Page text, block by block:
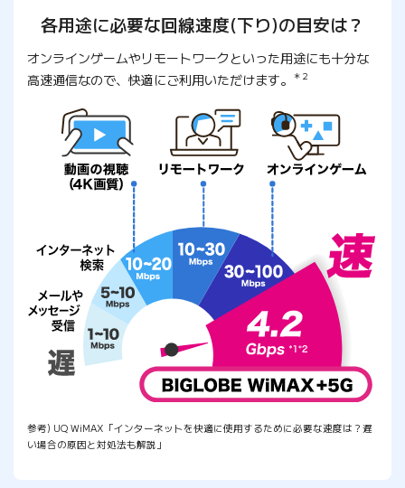
各用途に必要な回線速度(下り)の目安は？
オンラインゲームやリモートワークといった用途にも十分な
高速通信なので、快適にご利用いただけます。
＊2
参考) UQ WiMAX「インターネットを快適に使用するために必要な速度は？遅
い場合の原因と対処法も解説」